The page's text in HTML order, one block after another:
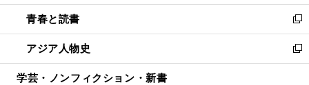
ウ
で
開
く
ン
ド
ウ
で
開
ウ
ィ
ン
ド
ウ
し
い
ウ
ィ
ン
青春と読書
新
し
い
ウ
アジア人物史
新
し
学芸・ノンフィクション・新書